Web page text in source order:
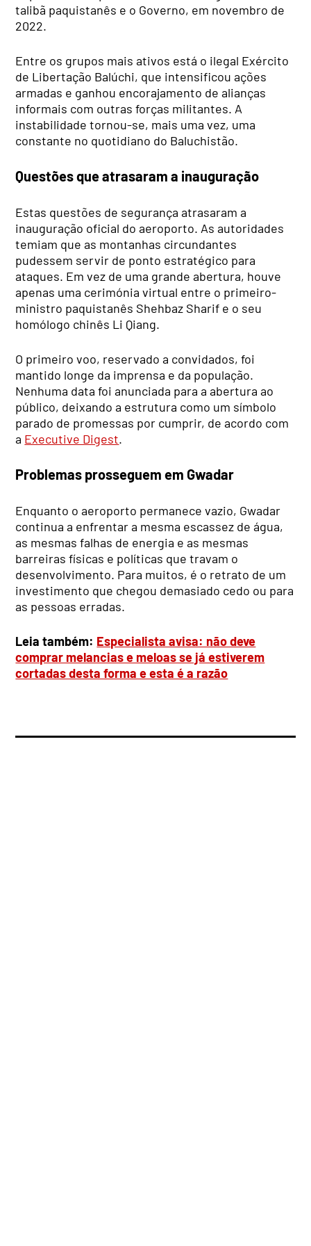
talibã paquistanês e o Governo, em novembro de
2022.
Entre os grupos mais ativos está o ilegal Exército
de Libertação Balúchi, que intensificou ações
armadas e ganhou encorajamento de alianças
informais com outras forças militantes. A
instabilidade tornou-se, mais uma vez, uma
constante no quotidiano do Baluchistão.
Questões que atrasaram a inauguração
Estas questões de segurança atrasaram a
inauguração oficial do aeroporto. As autoridades
temiam que as montanhas circundantes
pudessem servir de ponto estratégico para
ataques. Em vez de uma grande abertura, houve
apenas uma cerimónia virtual entre o primeiro-
ministro paquistanês Shehbaz Sharif e o seu
homólogo chinês Li Qiang.
O primeiro voo, reservado a convidados, foi
mantido longe da imprensa e da população.
Nenhuma data foi anunciada para a abertura ao
público, deixando a estrutura como um símbolo
parado de promessas por cumprir, de acordo com
a Executive Digest.
Problemas prosseguem em Gwadar
Enquanto o aeroporto permanece vazio, Gwadar
continua a enfrentar a mesma escassez de água,
as mesmas falhas de energia e as mesmas
barreiras físicas e políticas que travam o
desenvolvimento. Para muitos, é o retrato de um
investimento que chegou demasiado cedo ou para
as pessoas erradas.
Leia também: Especialista avisa: não deve
comprar melancias e meloas se já estiverem
cortadas desta forma e esta é a razão